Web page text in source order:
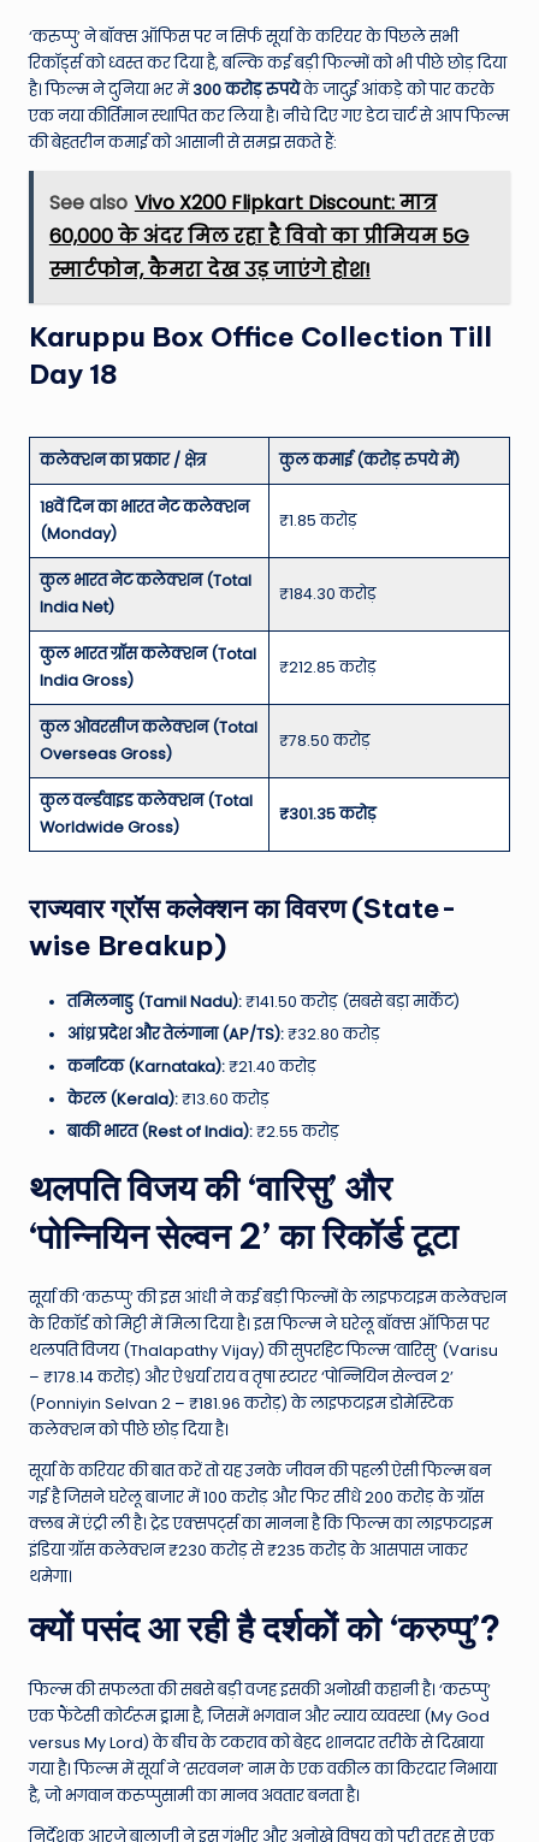
‘करुप्पु’ ने बॉक्स ऑफिस पर न सिर्फ सूर्या के करियर के पिछले सभी
रिकॉर्ड्स को ध्वस्त कर दिया है, बल्कि कई बड़ी फिल्मों को भी पीछे छोड़ दिया
है। फिल्म ने दुनिया भर में300 करोड़ रुपयेके जादुई आंकड़े को पार करके
एक नया कीर्तिमान स्थापित कर लिया है। नीचे दिए गए डेटा चार्ट से आप फिल्म
की बेहतरीन कमाई को आसानी से समझ सकते हैं:
See also Vivo X200 Flipkart Discount: मात्र
₹60,000 के अंदर मिल रहा है विवो का प्रीमियम 5G
स्मार्टफोन, कैमरा देख उड़ जाएंगे होश!
Karuppu Box Office Collection Till
Day 18
कलेक्शन का प्रकार / क्षेत्र कुल कमाई (करोड़ रुपये में)
18वें दिन का भारत नेट कलेक्शन
(Monday)
₹1.85 करोड़
कुल भारत नेट कलेक्शन (Total
India Net)
₹184.30 करोड़
कुल भारत ग्रॉस कलेक्शन (Total
India Gross)
₹212.85 करोड़
कुल ओवरसीज कलेक्शन (Total
Overseas Gross)
₹78.50 करोड़
कुल वर्ल्डवाइड कलेक्शन (Total
Worldwide Gross)
₹301.35 करोड़
राज्यवार ग्रॉस कलेक्शन का विवरण (State-
wise Breakup)
तमिलनाडु (Tamil Nadu):₹141.50 करोड़ (सबसे बड़ा मार्केट)
आंध्र प्रदेश और तेलंगाना (AP/TS):₹32.80 करोड़
कर्नाटक (Karnataka):₹21.40 करोड़
केरल (Kerala):₹13.60 करोड़
बाकी भारत (Rest of India):₹2.55 करोड़
थलपति विजय की ‘वारिसु’ और
‘पोन्नियिन सेल्वन 2’ का रिकॉर्ड टूटा
सूर्या की ‘करुप्पु’ की इस आंधी ने कई बड़ी फिल्मों के लाइफटाइम कलेक्शन
के रिकॉर्ड को मिट्टी में मिला दिया है। इस फिल्म ने घरेलू बॉक्स ऑफिस पर
थलपति विजय (Thalapathy Vijay) की सुपरहिट फिल्म ‘वारिसु’ (Varisu
– ₹178.14 करोड़) और ऐश्वर्या राय व तृषा स्टारर ‘पोन्नियिन सेल्वन 2’
(Ponniyin Selvan 2 – ₹181.96 करोड़) के लाइफटाइम डोमेस्टिक
कलेक्शन को पीछे छोड़ दिया है।
सूर्या के करियर की बात करें तो यह उनके जीवन की पहली ऐसी फिल्म बन
गई है जिसने घरेलू बाजार में 100 करोड़ और फिर सीधे 200 करोड़ के ग्रॉस
क्लब में एंट्री ली है। ट्रेड एक्सपर्ट्स का मानना है कि फिल्म का लाइफटाइम
इंडिया ग्रॉस कलेक्शन ₹230 करोड़ से ₹235 करोड़ के आसपास जाकर
थमेगा।
क्यों पसंद आ रही है दर्शकों को ‘करुप्पु’?
फिल्म की सफलता की सबसे बड़ी वजह इसकी अनोखी कहानी है। ‘करुप्पु’
एक फैंटेसी कोर्टरूम ड्रामा है, जिसमें भगवान और न्याय व्यवस्था (My God
versus My Lord) के बीच के टकराव को बेहद शानदार तरीके से दिखाया
गया है। फिल्म में सूर्या ने ‘सरवनन’ नाम के एक वकील का किरदार निभाया
है, जो भगवान करुप्पुसामी का मानव अवतार बनता है।
निर्देशक आरजे बालाजी ने इस गंभीर और अनोखे विषय को पूरी तरह से एक